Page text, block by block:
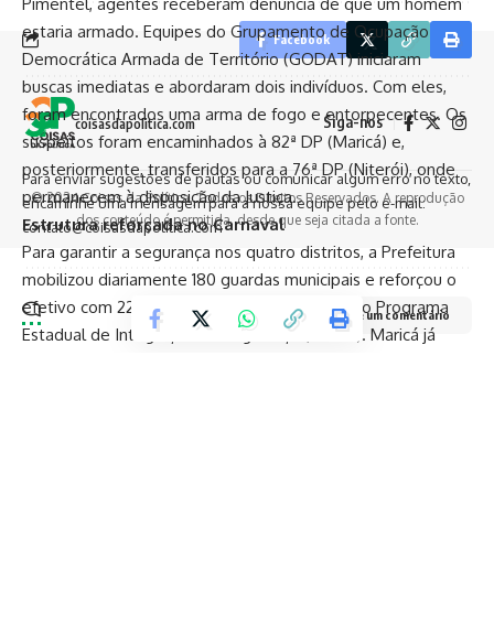
Facebook
coisasdapolitica.com
Para enviar sugestões de pautas ou comunicar algum erro no texto,
encaminhe uma mensagem para a nossa equipe pelo e-mail:
contato@coisasdapolitica.com
Deixe um comentário
estaria armado. Equipes do Grupamento de Ocupação
Democrática Armada de Território (GODAT) iniciaram
buscas imediatas e abordaram dois indivíduos. Com eles,
foram encontrados uma arma de fogo e entorpecentes. Os
suspeitos foram encaminhados à 82ª DP (Maricá) e,
posteriormente, transferidos para a 76ª DP (Niterói), onde
permanecem à disposição da Justiça.
Estrutura reforçada no Carnaval
Para garantir a segurança nos quatro distritos, a Prefeitura
mobilizou diariamente 180 guardas municipais e reforçou o
efetivo com 220 policiais militares por meio do Programa
Estadual de Integração na Segurança (Proeis). Maricá já
Siga-nos
© 2024 Coisas da Política. Todos os Direitos Reservados. A reprodução
dos conteúdo é permitida, desde que seja citada a fonte.